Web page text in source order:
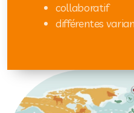
collaboratif
différentes